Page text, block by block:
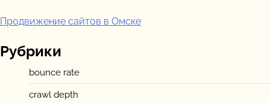
Продвижение сайтов в Омске
Рубрики
bounce rate
crawl depth